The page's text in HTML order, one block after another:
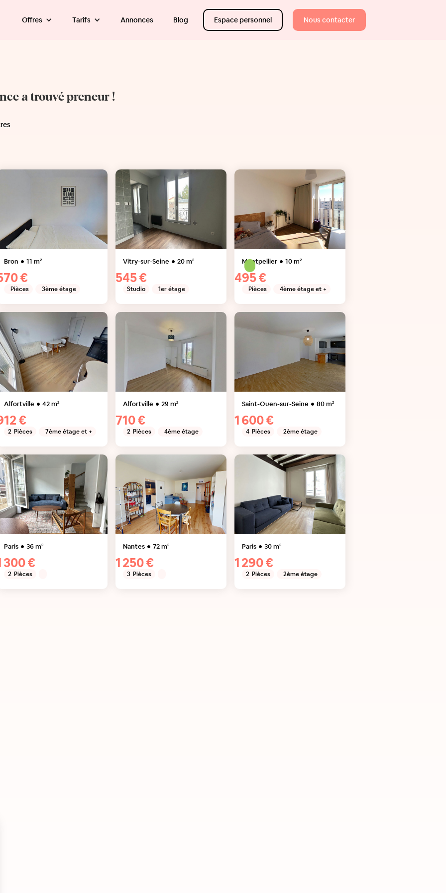
Offres Tarifs Annonces Blog Espace personnel Nous contacter
a trouvé preneur !
Bron 11 m²
€
Pièces 3ème étage
Vitry-sur-Seine 20m²
545 €
Studio 1er étage
Montpellier 10m²
495 €
Pièces 4ème étage et +
Alfortville 42m²
€
2 Pièces 7ème étage et +
Alfortville 29 m²
710 €
2 Pièces 4ème étage
Saint-Ouen-sur-Seine 80m²
1 600 €
4 Pièces 2ème étage
Paris 36m²
300 €
2 Pièces
Nantes 72m²
1 250 €
3 Pièces
Paris 30m²
1 290 €
2 Pièces 2ème étage